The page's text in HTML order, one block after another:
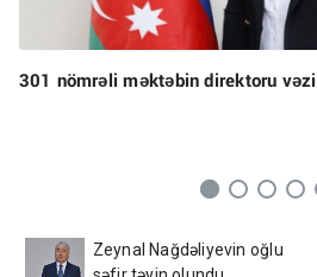
301 nömrəli məktəbin direktoru
Zeynal Nağdəliyevin oğlu